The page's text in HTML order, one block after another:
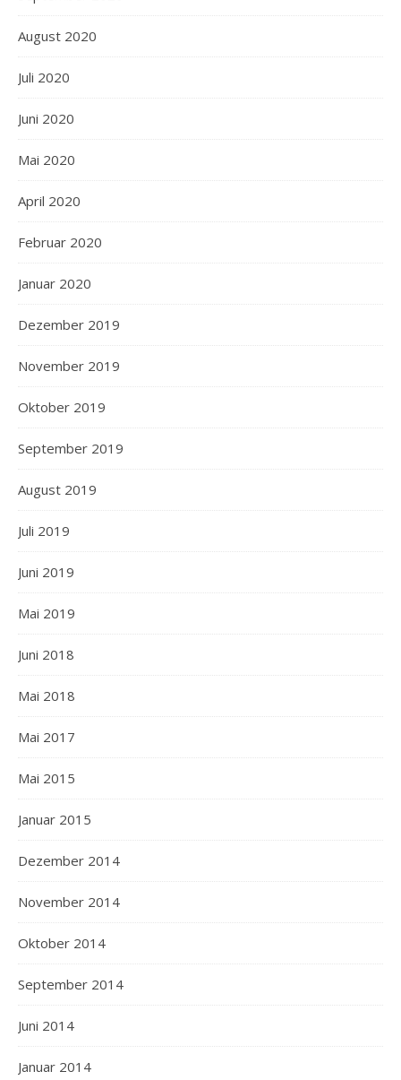
August 2020
Juli 2020
Juni 2020
Mai 2020
April 2020
Februar 2020
Januar 2020
Dezember 2019
November 2019
Oktober 2019
September 2019
August 2019
Juli 2019
Juni 2019
Mai 2019
Juni 2018
Mai 2018
Mai 2017
Mai 2015
Januar 2015
Dezember 2014
November 2014
Oktober 2014
September 2014
Juni 2014
Januar 2014